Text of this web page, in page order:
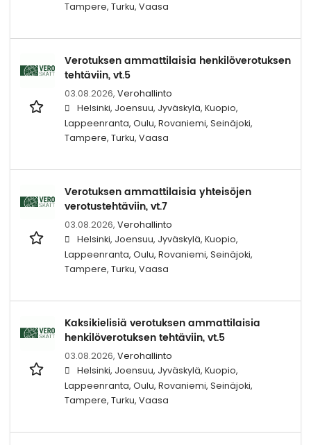
Tampere, Turku, Vaasa
Verotuksen ammattilaisia henkilöverotuksen
tehtäviin, vt.5
03.08.2026, Verohallinto
Helsinki, Joensuu, Jyväskylä, Kuopio,
Lappeenranta, Oulu, Rovaniemi, Seinäjoki,
Tampere, Turku, Vaasa
Verotuksen ammattilaisia yhteisöjen
verotustehtäviin, vt.7
03.08.2026, Verohallinto
Helsinki, Joensuu, Jyväskylä, Kuopio,
Lappeenranta, Oulu, Rovaniemi, Seinäjoki,
Tampere, Turku, Vaasa
Kaksikielisiä verotuksen ammattilaisia
henkilöverotuksen tehtäviin, vt.5
03.08.2026, Verohallinto
Helsinki, Joensuu, Jyväskylä, Kuopio,
Lappeenranta, Oulu, Rovaniemi, Seinäjoki,
Tampere, Turku, Vaasa